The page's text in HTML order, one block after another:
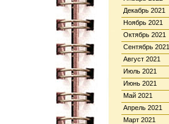
Декабрь 2021
Ноябрь 2021
Октябрь 2021
Сентябрь 2021
Август 2021
Июль 2021
Июнь 2021
Май 2021
Апрель 2021
Март 2021